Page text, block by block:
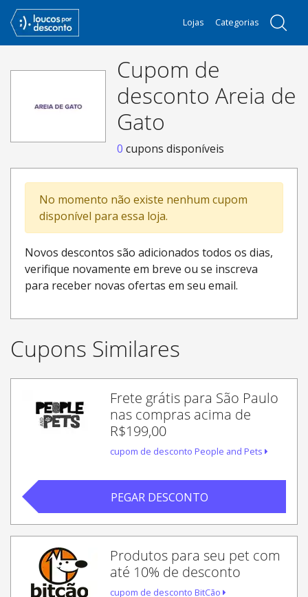
Lojas Categorias
Cupom de
desconto Areia de
Gato
0 cupons disponíveis
No momento não existe nenhum cupom
disponível para essa loja.
Novos descontos são adicionados todos os dias,
verifique novamente em breve ou se inscreva
para receber novas ofertas em seu email.
Cupons Similares
Frete grátis para São Paulo
nas compras acima de
R$199,00
cupom de desconto People and Pets
PEGAR DESCONTO
Produtos para seu pet com
até 10% de desconto
cupom de desconto BitCão